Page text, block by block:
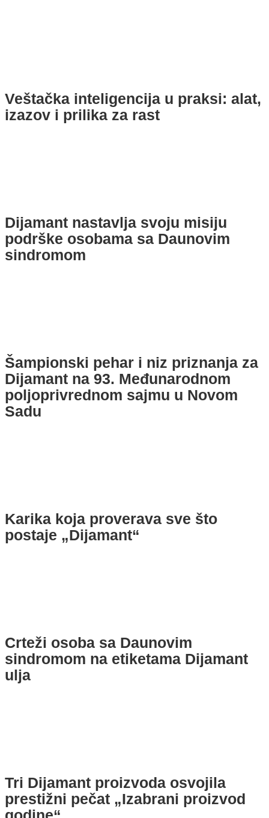
Veštačka inteligencija u praksi: alat,
izazov i prilika za rast
Dijamant nastavlja svoju misiju
podrške osobama sa Daunovim
sindromom
Šampionski pehar i niz priznanja za
Dijamant na 93. Međunarodnom
poljoprivrednom sajmu u Novom
Sadu
Karika koja proverava sve što
postaje „Dijamant“
Crteži osoba sa Daunovim
sindromom na etiketama Dijamant
ulja
Tri Dijamant proizvoda osvojila
prestižni pečat „Izabrani proizvod